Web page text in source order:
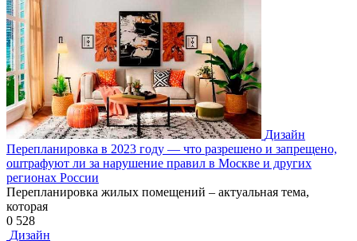
Дизайн
Перепланировка в 2023 году — что разрешено и запрещено,
оштрафуют ли за нарушение правил в Москве и других
регионах России
Перепланировка жилых помещений – актуальная тема,
которая
0 528
Дизайн